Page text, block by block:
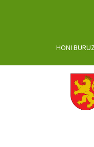
HONI BURUZ